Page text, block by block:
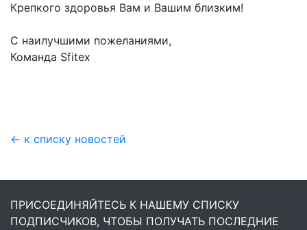
Крепкого здоровья Вам и Вашим близким!
С наилучшими пожеланиями,
Команда Sfitex
← к списку новостей
ПРИСОЕДИНЯЙТЕСЬ К НАШЕМУ СПИСКУ
ПОДПИСЧИКОВ, ЧТОБЫ ПОЛУЧАТЬ ПОСЛЕДНИЕ